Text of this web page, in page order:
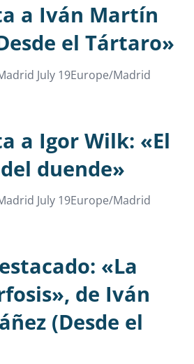
a Iván Martín
el Tártaro»
July 19Europe/Madrid
a Igor Wilk: «El
duende»
July 19Europe/Madrid
«La
de Iván
(Desde el